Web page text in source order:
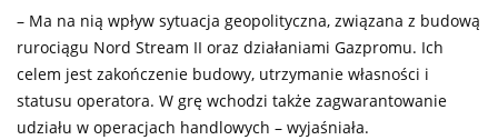
– Ma na nią wpływ sytuacja geopolityczna, związana z budową
rurociągu Nord Stream II oraz działaniami Gazpromu. Ich
celem jest zakończenie budowy, utrzymanie własności i
statusu operatora. W grę wchodzi także zagwarantowanie
udziału w operacjach handlowych – wyjaśniała.